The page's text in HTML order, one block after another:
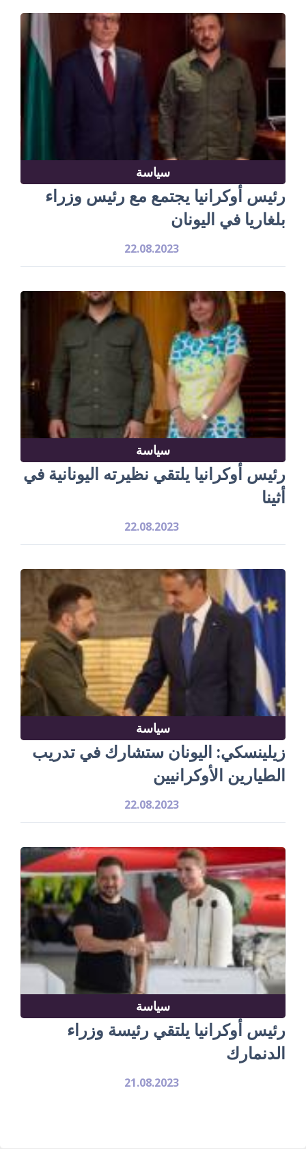
سياسة
رئيس أوكرانيا يجتمع مع رئيس وزراء
بلغاريا في اليونان
22.08.2023
سياسة
رئيس أوكرانيا يلتقي نظيرته اليونانية في
أثينا
22.08.2023
سياسة
زيلينسكي: اليونان ستشارك في تدريب
الطيارين الأوكرانيين
22.08.2023
سياسة
رئيس أوكرانيا يلتقي رئيسة وزراء
الدنمارك
21.08.2023